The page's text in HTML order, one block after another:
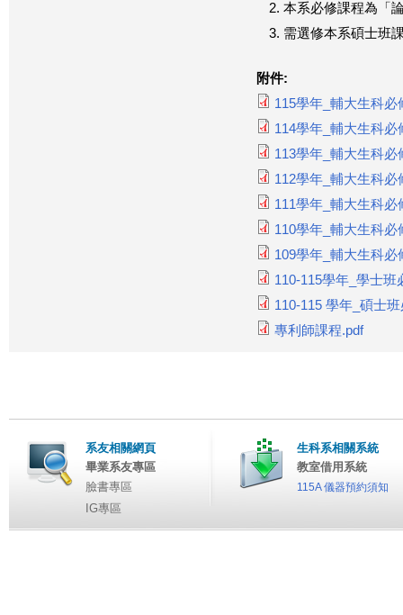
本系必修課程為「
需選修本系碩士班
附件:
115學年_輔大生科必
114學年_輔大生科必
113學年_輔大生科必
112學年_輔大生科必
111學年_輔大生科必
110學年_輔大生科必
109學年_輔大生科必
110-115學年_學士
110-115 學年_碩士
專利師課程.pdf
系友相關網頁
畢業系友專區
臉書專區
IG專區
生科系相關系統
教室借用系統
115A 儀器預約須知